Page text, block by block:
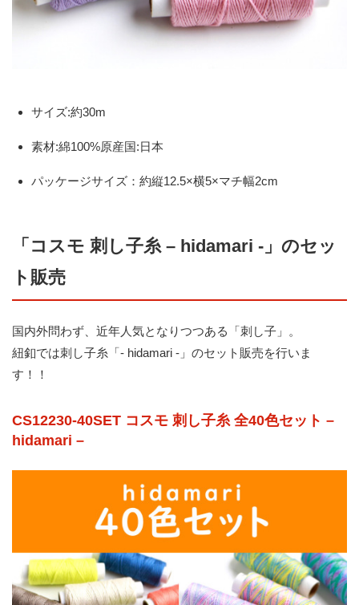
サイズ:約30m
素材:綿100%原産国:日本
パッケージサイズ：約縦12.5×横5×マチ幅2cm
「コスモ 刺し子糸 – hidamari -」のセッ
ト販売
国内外問わず、近年人気となりつつある「刺し子」。
紐釦では刺し子糸「- hidamari -」のセット販売を行いま
す！！
CS12230-40SET コスモ 刺し子糸 全40色セット –
hidamari –